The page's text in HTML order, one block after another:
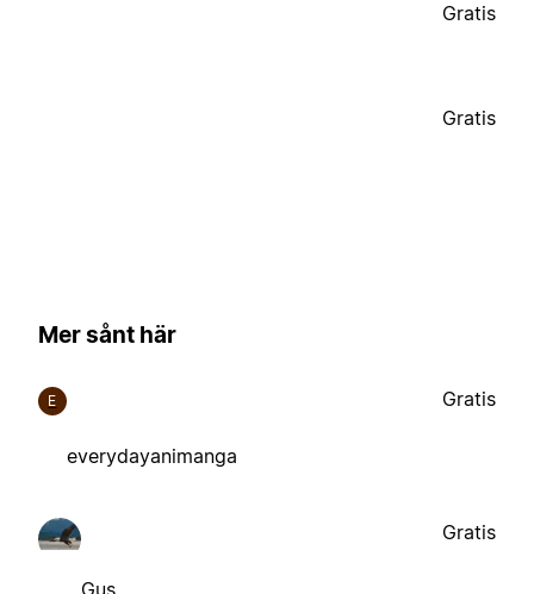
Gratis
Gratis
Mer sånt här
E
everydayanimanga
Gratis
Gus
Gratis